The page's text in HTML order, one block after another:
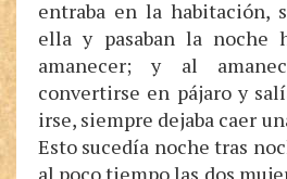
entraba en la habitación,
ella y pasaban la noche
amanecer; y al
convertirse en pájaro y
irse, siempre dejaba caer
Esto sucedía noche tras
al poco tiempo las dos